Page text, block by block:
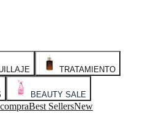
TRATAMIENTO
BEAUTY SALE
Best SellersNew